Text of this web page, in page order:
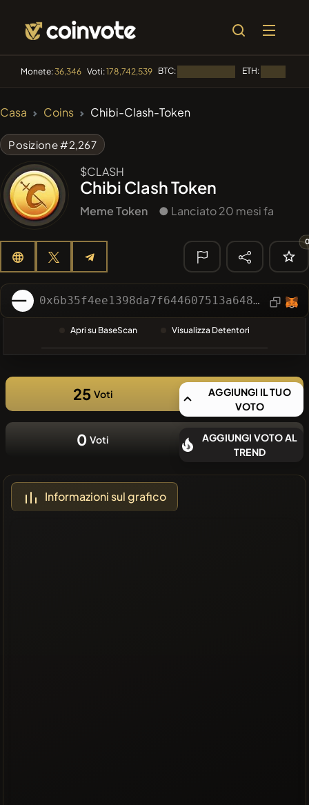
Monete:36,346 Voti:178,742,539 BTC: ETH:
TENDENZA
Heap of hay HAY
#556
🔎 RICERCA
moneta
Casa Coins Chibi-Clash-Token
Posizione #2,267
$CLASH
Chibi Clash Token
Meme Token ● Lanciato 20 mesi fa
0x6b35f4ee1398da7f644607513a6480bc24f05cd0
Apri su BaseScan Visualizza Detentori
25 Voti
AGGIUNGI IL TUO
VOTO
0 Voti
AGGIUNGI VOTO AL
TREND
Informazioni sul grafico